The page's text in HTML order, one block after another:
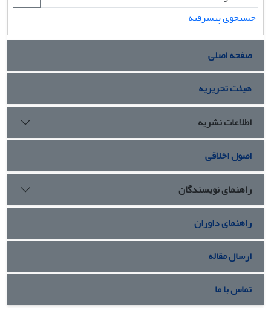
جستجوی پیشرفته
صفحه اصلی
هیئت تحریریه
اطلاعات نشریه
اصول اخلاقی
راهنمای نویسندگان
راهنمای داوران
ارسال مقاله
تماس با ما